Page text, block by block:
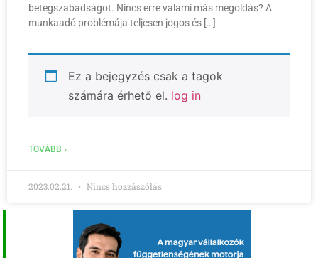
betegszabadságot. Nincs erre valami más megoldás? A
munkaadó problémája teljesen jogos és […]
Ez a bejegyzés csak a tagok
számára érhető el. log in
TOVÁBB »
2023.02.21. Nincs hozzászólás